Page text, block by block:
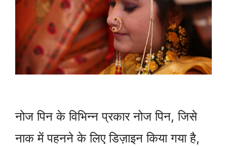
नोज पिन के विभिन्न प्रकार नोज पिन, जिसे
नाक में पहनने के लिए डिज़ाइन किया गया है,